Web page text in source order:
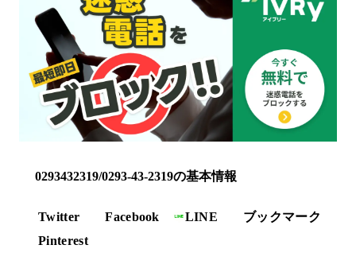
0293432319/0293-43-2319の基本情報
Twitter Facebook LINE
ブックマーク
Pinterest